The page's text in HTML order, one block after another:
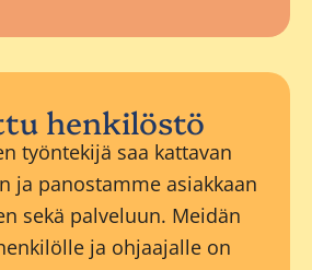
henkilöstö
työntekijä saa kattavan
ja panostamme asiakkaan
sekä palveluun. Meidän
ja ohjaajalle on